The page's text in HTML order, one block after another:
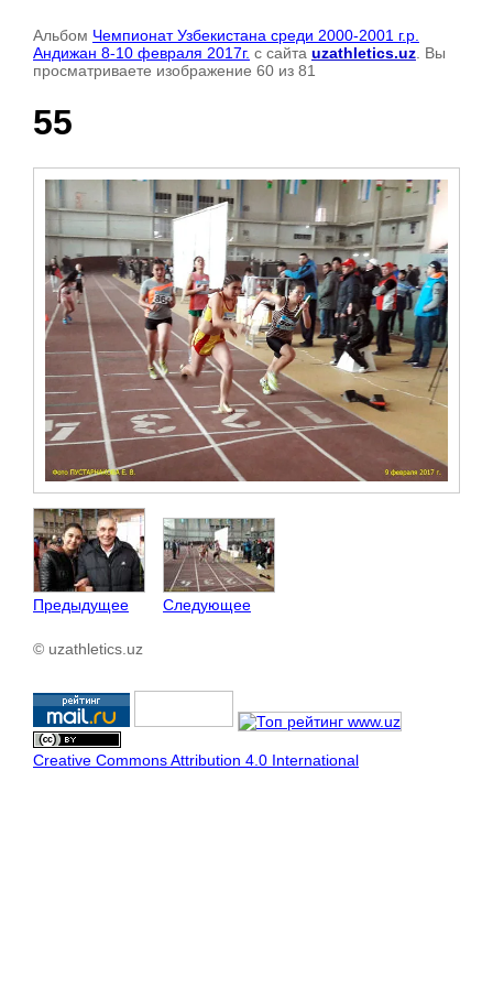
Альбом Чемпионат Узбекистана среди 2000-2001 г.р.
Андижан 8-10 февраля 2017г. с сайта uzathletics.uz . Вы
просматриваете изображение 60 из 81
55
Предыдущее Следующее
© uzathletics.uz
Creative Commons Attribution 4.0 International